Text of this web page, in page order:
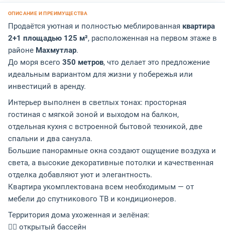
Продаётся уютная и полностью меблированная квартира
2+1 площадью 125 м², расположенная на первом этаже в
районе Махмутлар.
До моря всего 350 метров, что делает это предложение
идеальным вариантом для жизни у побережья или
инвестиций в аренду.
Интерьер выполнен в светлых тонах: просторная
гостиная с мягкой зоной и выходом на балкон,
отдельная кухня с встроенной бытовой техникой, две
спальни и два санузла.
Большие панорамные окна создают ощущение воздуха и
света, а высокие декоративные потолки и качественная
отделка добавляют уют и элегантность.
Квартира укомплектована всем необходимым — от
мебели до спутникового ТВ и кондиционеров.
Территория дома ухоженная и зелёная:
🏊‍♀️ открытый бассейн